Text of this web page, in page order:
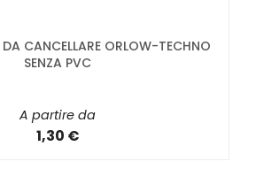
CANCELLARE ORLOW-TECHNO
SENZA PVC
A partire da
1,30 €